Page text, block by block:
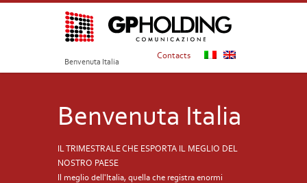
Contacts
Benvenuta Italia
Benvenuta Italia
IL TRIMESTRALE CHE ESPORTA IL MEGLIO DEL
NOSTRO PAESE
Il meglio dell'Italia, quella che registra enormi